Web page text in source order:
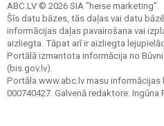
ABC.LV © 2026 SIA "heise marketing".
Šīs datu bāzes, tās daļas vai datu
informācijas daļas pavairošana vai
aizliegta. Tāpat arī ir aizliegta
Portālā izmantota informācija no
(bis.gov.lv).
Portāla www.abc.lv masu informācijas
000740427. Galvenā redaktore: Ingūna